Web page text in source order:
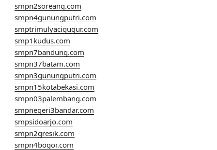
smpn2soreang.com
smpn4gunungputri.com
smptrimulyacigugur.com
smp1kudus.com
smpn7bandung.com
smpn37batam.com
smpn3gunungputri.com
smpn15kotabekasi.com
smpn03palembang.com
smpnegeri3bandar.com
smpsidoarjo.com
smpn2gresik.com
smpn4bogor.com